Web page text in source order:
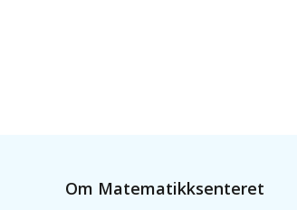
Om Matematikksenteret